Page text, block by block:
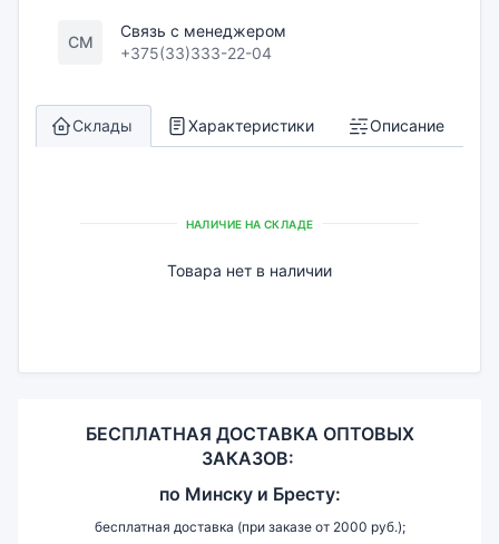
СМ
Связь с менеджером
+375(33)333-22-04
Склады Характеристики Описание
НАЛИЧИЕ НА СКЛАДЕ
Товара нет в наличии
БЕСПЛАТНАЯ ДОСТАВКА ОПТОВЫХ
ЗАКАЗОВ:
по Минску и Бресту:
бесплатная доставка (при заказе от 2000 руб.);